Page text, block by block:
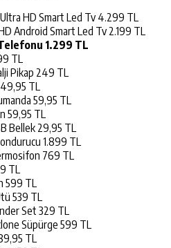
HD Smart Led Tv 4.299 TL
Android Smart Led Tv 2.199 TL
1.299 TL
TL
Pikap 249 TL
TL
59,95 TL
59,95 TL
Bellek 29,95 TL
1.899 TL
769 TL
TL
599 TL
539 TL
Set 329 TL
Süpürge 599 TL
TL